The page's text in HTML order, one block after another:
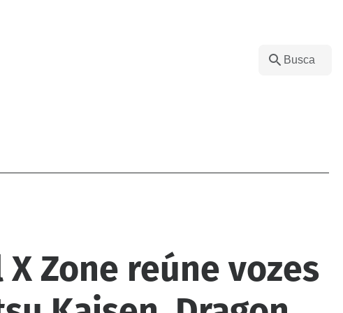
X Zone reúne vozes